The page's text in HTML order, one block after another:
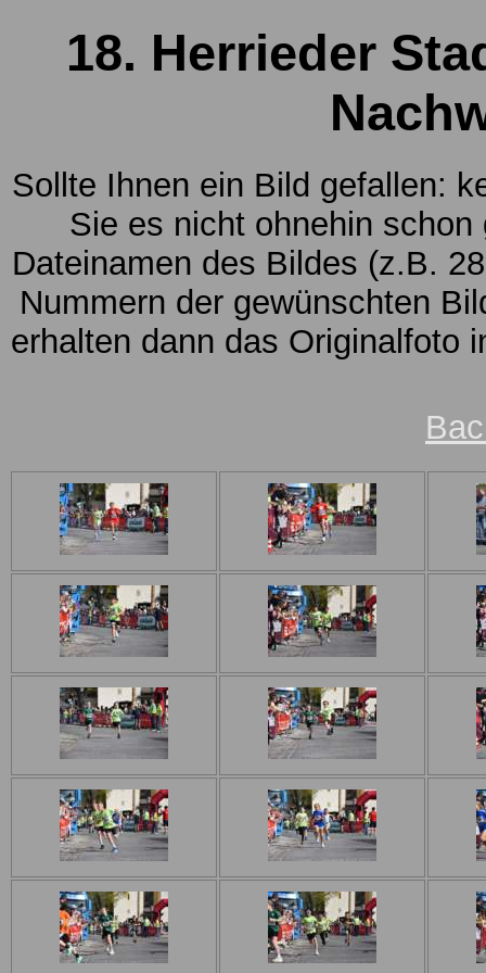
18. Herrieder
Sollte Ihnen ein Bild gefallen:
Sie es nicht ohnehin
Dateinamen des Bildes (z.B.
Nummern der gewünschten
erhalten dann das Originalfoto